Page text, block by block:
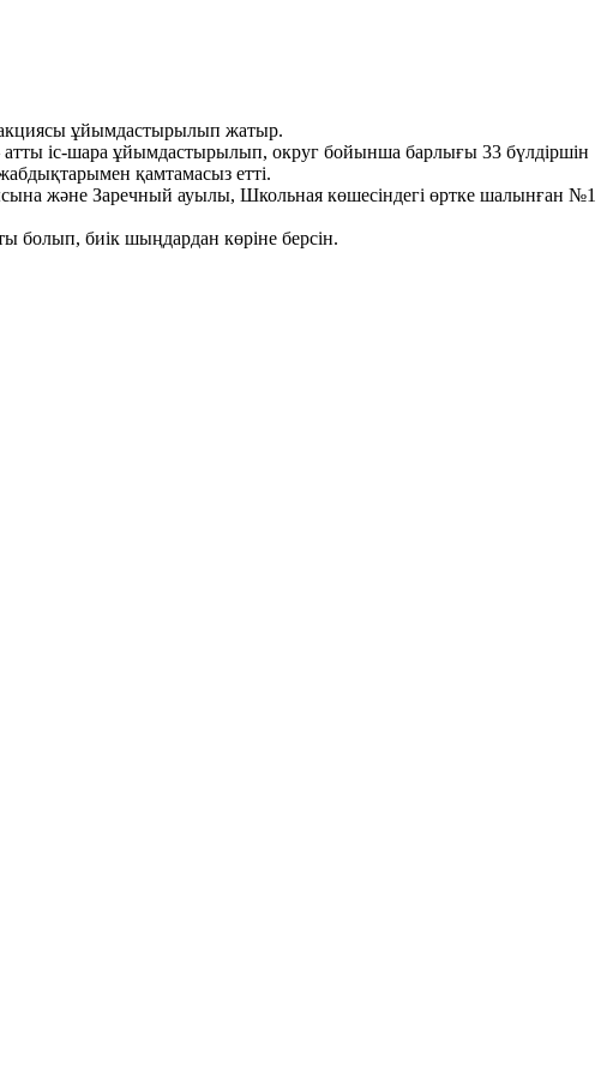
акциясы ұйымдастырылып жатыр.
іс-шара ұйымдастырылып, округ бойынша барлығы 33 бүлдіршін
қамтамасыз етті.
және Заречный ауылы, Школьная көшесіндегі өртке шалынған №1
биік шыңдардан көріне берсін.